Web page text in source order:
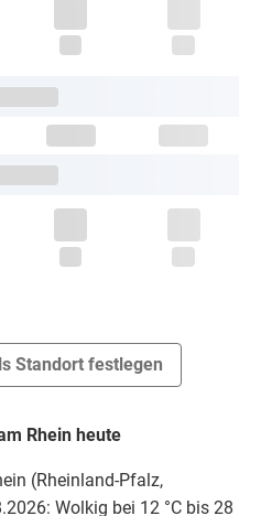
Standort festlegen
Rhein heute
(Rheinland-Pfalz,
Wolkig bei 12 °C bis 28